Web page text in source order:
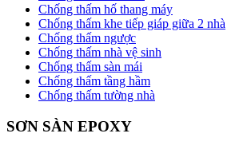
Chống thấm hố thang máy
Chống thấm khe tiếp giáp giữa 2 nhà
Chống thấm ngược
Chống thấm nhà vệ sinh
Chống thấm sàn mái
Chống thấm tầng hầm
Chống thấm tường nhà
SƠN SÀN EPOXY